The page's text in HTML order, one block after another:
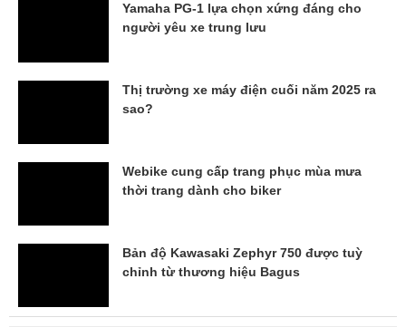
Yamaha PG-1 lựa chọn xứng đáng cho
người yêu xe trung lưu
Thị trường xe máy điện cuối năm 2025 ra
sao?
Webike cung cấp trang phục mùa mưa
thời trang dành cho biker
Bản độ Kawasaki Zephyr 750 được tuỳ
chỉnh từ thương hiệu Bagus